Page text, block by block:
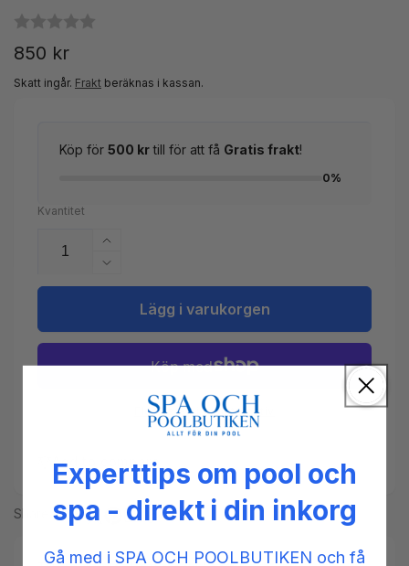
Ordinarie
pris
850 kr
Skatt ingår. Frakt beräknas i kassan.
Köp för 500 krtill för att få Gratis frakt!
0%
Kvantitet
Öka
kvantitet
för
Display
Elite
2
Minska
kvantitet
Display
etikett
Elite
pupmar
Lägg i varukorgen
Fler betalningsalternativ
Add to compare
Share
Experttips om pool och
spa - direkt i din inkorg
Gå med i SPA OCH POOLBUTIKEN och få